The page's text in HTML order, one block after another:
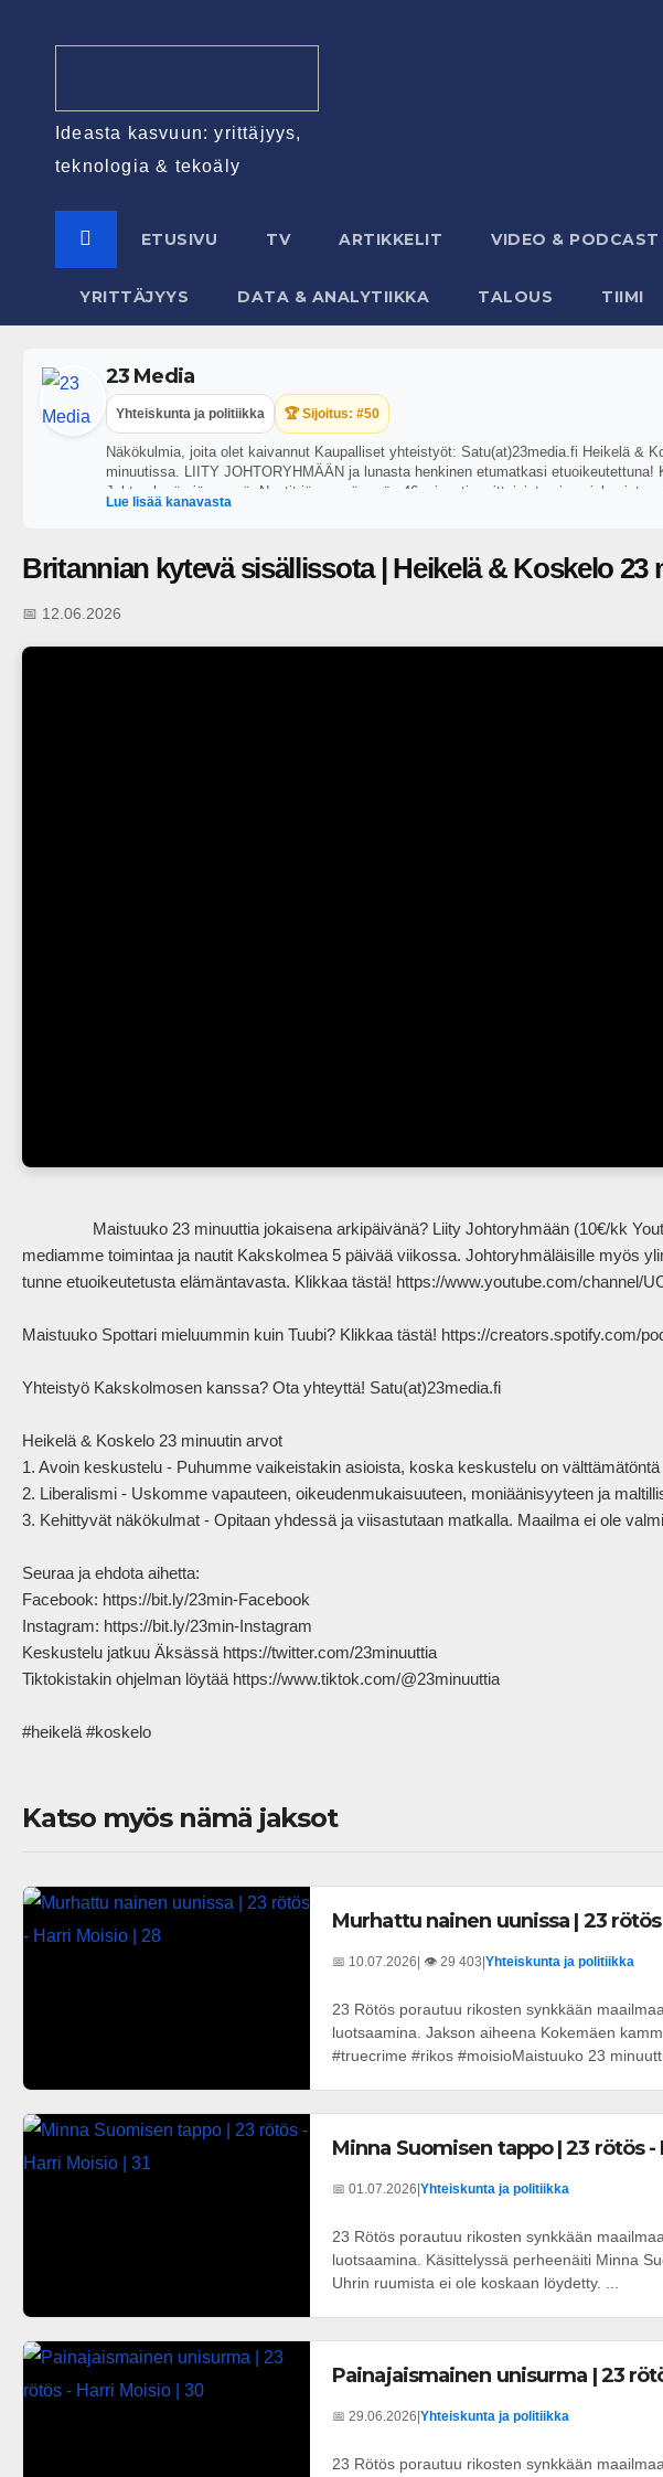
Ideasta kasvuun: yrittäjyys,
teknologia & tekoäly
ETUSIVU TV ARTIKKELIT VIDEO & PODCAST
YRITTÄJYYS DATA & ANALYTIIKKA TALOUS TIIMI
23 Media
Yhteiskunta ja politiikka 🏆 Sijoitus: #50
Näkökulmia, joita olet kaivannut Kaupalliset yhteistyöt: Satu(at)23media.fi Heikelä &
minuutissa. LIITY JOHTORYHMÄÄN ja lunasta henkinen etumatkasi
Johtoryhmän jäsenenä. Nautit jäsenenä myös 46 minuutin mittaisista vierasjaksoista
Join/Liity-namiskaa Youtubessa tai Spotifyssa ja korjaa potti himaan. Seuraa Instassa:
Lue lisää kanavasta
Britannian kytevä sisällissota | Heikelä & Koskelo 23
📅 12.06.2026
mediamme toimintaa ja nautit Kakskolmea 5 päivää viikossa. Johtoryhmäläisille myös
tunne etuoikeutetusta elämäntavasta. Klikkaa tästä! https://www.youtube.com/channel/
Maistuuko Spottari mieluummin kuin Tuubi? Klikkaa tästä! https://creators.spotify.com/
Yhteistyö Kakskolmosen kanssa? Ota yhteyttä! Satu(at)23media.fi
Heikelä & Koskelo 23 minuutin arvot
1. Avoin keskustelu - Puhumme vaikeistakin asioista, koska keskustelu on välttämätöntä
2. Liberalismi - Uskomme vapauteen, oikeudenmukaisuuteen, moniäänisyyteen ja
3. Kehittyvät näkökulmat - Opitaan yhdessä ja viisastutaan matkalla. Maailma ei ole
Seuraa ja ehdota aihetta:
Facebook: https://bit.ly/23min-Facebook
Instagram: https://bit.ly/23min-Instagram
Keskustelu jatkuu Äksässä https://twitter.com/23minuuttia
Tiktokistakin ohjelman löytää https://www.tiktok.com/@23minuuttia
#heikelä #koskelo
Katso myös nämä jaksot
Murhattu nainen uunissa | 23
📅 10.07.2026 | 👁️ 29 403 Yhteiskunta ja politiikka
23 Rötös porautuu rikosten synkkään
luotsaamina. Jakson aiheena Kokemäen
#truecrime #rikos #moisioMaistuuko 23
Minna Suomisen tappo | 23 rötös -
📅 01.07.2026 Yhteiskunta ja politiikka
23 Rötös porautuu rikosten synkkään
luotsaamina. Käsittelyssä perheenäiti Minna
Uhrin ruumista ei ole koskaan löydetty. ...
Painajaismainen unisurma | 23
📅 29.06.2026 Yhteiskunta ja politiikka
23 Rötös porautuu rikosten synkkään